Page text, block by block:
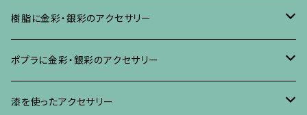
樹脂に金彩・銀彩のアクセサリー
ブローチ
イヤリング・ピアス
ポプラに金彩・銀彩のアクセサリー
ブローチ
漆を使ったアクセサリー